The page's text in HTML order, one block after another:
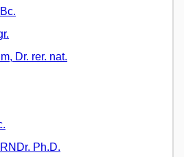
Dr. rer. nat.
Ph.D.